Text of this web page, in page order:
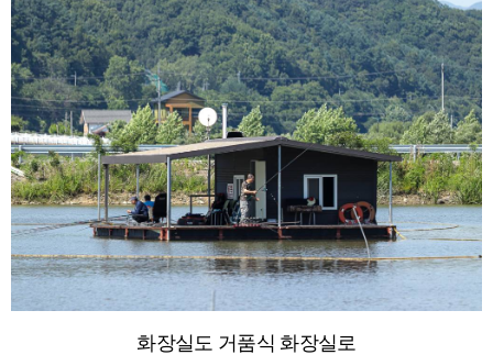
화장실도 거품식 화장실로